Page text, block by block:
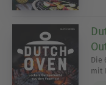
Die
mit